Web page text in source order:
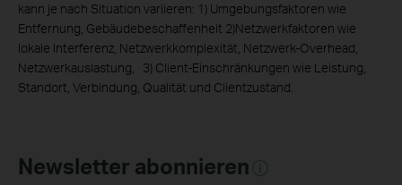
kann je nach Situation variieren: 1) Umgebungsfaktoren wie
Entfernung, Gebäudebeschaffenheit 2)Netzwerkfaktoren wie
lokale Interferenz, Netzwerkkomplexität, Netzwerk-Overhead,
Netzwerkauslastung, 3) Client-Einschränkungen wie Leistung,
Standort, Verbindung, Qualität und Clientzustand.
Newsletter abonnieren